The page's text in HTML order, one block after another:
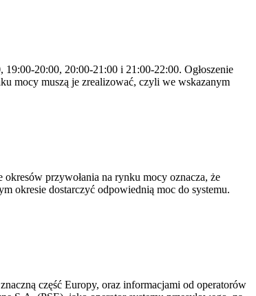
20:00, 20:00-21:00 i 21:00-22:00. Ogłoszenie
mocy muszą je zrealizować, czyli we wskazanym
przywołania na rynku mocy oznacza, że
okresie dostarczyć odpowiednią moc do systemu.
część Europy, oraz informacjami od operatorów